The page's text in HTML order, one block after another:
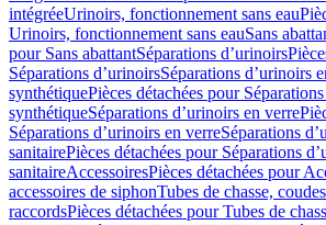
intégréeUrinoirs, fonctionnement sans eau
Urinoirs, fonctionnement sans eauSans
pour Sans abattantSéparations d’urinoirs
Séparations d’urinoirsSéparations d’urinoirs
synthétiquePièces détachées pour
synthétiqueSéparations d’urinoirs en verre
Séparations d’urinoirs en verreSéparations
sanitairePièces détachées pour Séparations
sanitaireAccessoiresPièces détachées pour
accessoires de siphonTubes de chasse,
raccordsPièces détachées pour Tubes de